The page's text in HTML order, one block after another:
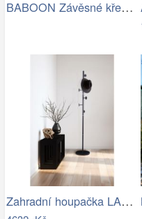
BABOON Závěsné křeslo s područkami
Zahradní houpačka LAMIA Tempo Kondela